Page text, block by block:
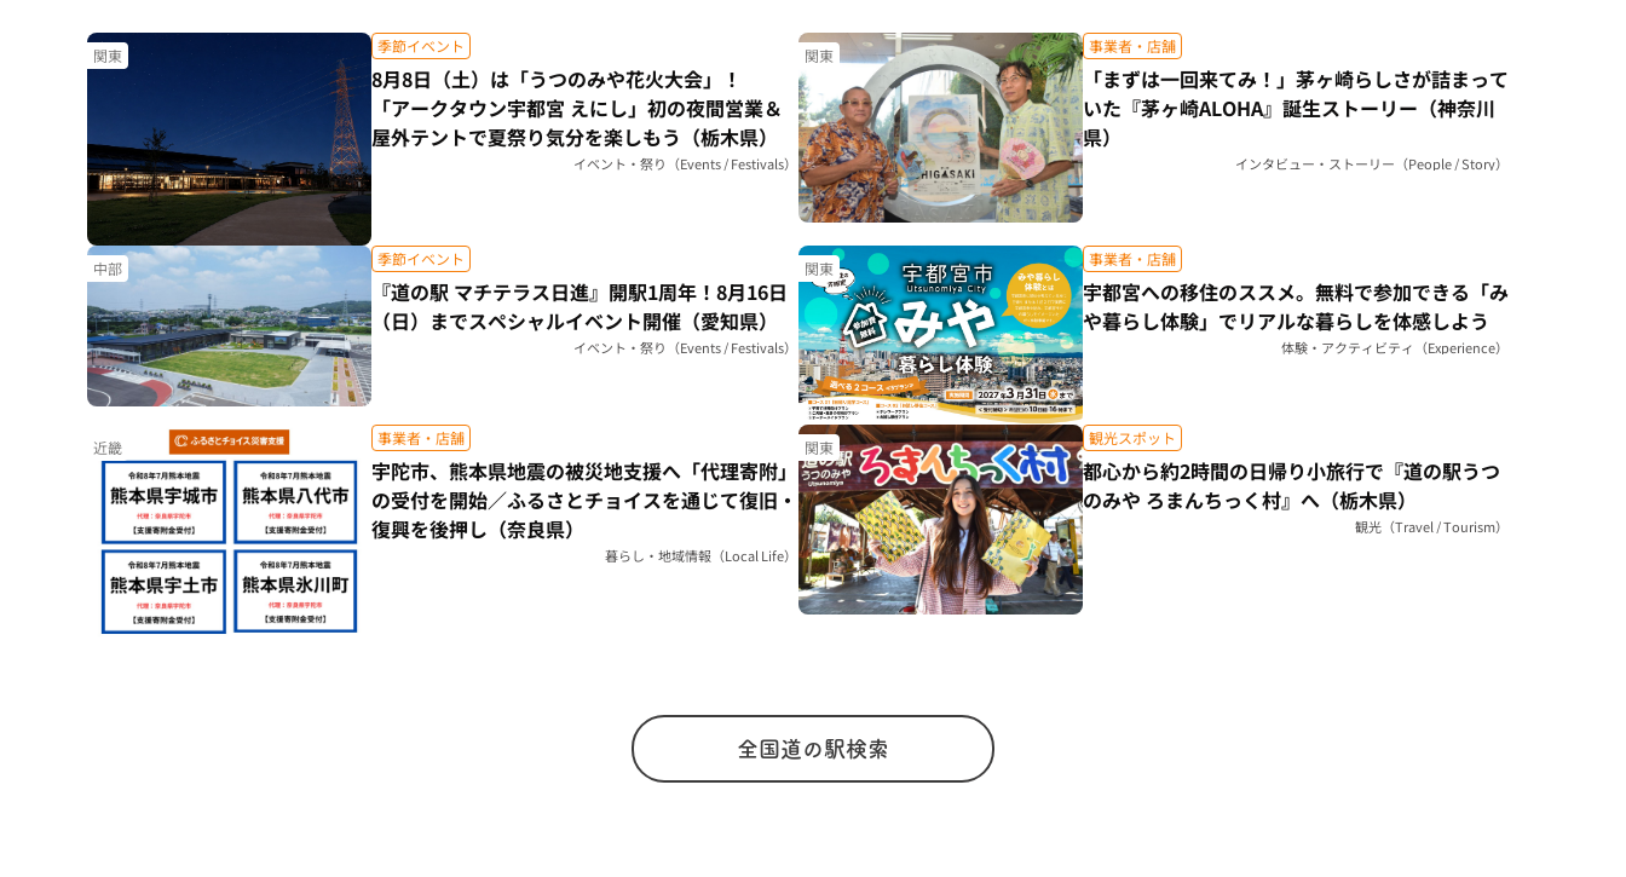
関東 季節イベント
8月8日（土）は「うつのみや花火大会」！
「アークタウン宇都宮 えにし」初の夜間営業＆
屋外テントで夏祭り気分を楽しもう（栃木県）
イベント・祭り（Events / Festivals）
関東 事業者・店舗
「まずは一回来てみ！」茅ヶ崎らしさが詰まって
いた『茅ヶ崎ALOHA』誕生ストーリー（神奈川
県）
インタビュー・ストーリー（People / Story）
中部 季節イベント
『道の駅 マチテラス日進』開駅1周年！8月16日
（日）までスペシャルイベント開催（愛知県）
イベント・祭り（Events / Festivals）
関東 事業者・店舗
宇都宮への移住のススメ。無料で参加できる「み
や暮らし体験」でリアルな暮らしを体感しよう
体験・アクティビティ（Experience）
近畿 事業者・店舗
宇陀市、熊本県地震の被災地支援へ「代理寄附」
の受付を開始／ふるさとチョイスを通じて復旧・
復興を後押し（奈良県）
暮らし・地域情報（Local Life）
関東 観光スポット
都心から約2時間の日帰り小旅行で『道の駅うつ
のみや ろまんちっく村』へ（栃木県）
観光（Travel / Tourism）
全国道の駅検索